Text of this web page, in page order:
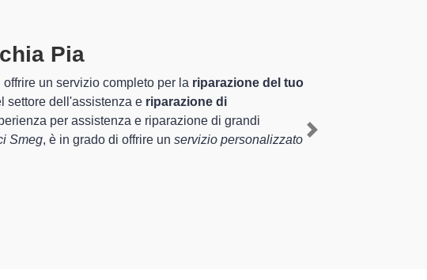
Pia specializzati altamente
pluriennale nel territorio di Torrevecchia Pia e
Smeg a Torrevecchia Pia, mediante il ripristino
di diverse tipologie sugli elettrodomestici da riparare
Next